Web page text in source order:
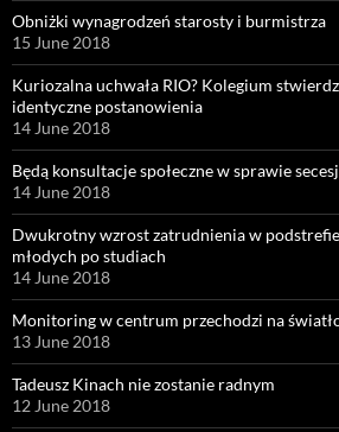
Obniżki wynagrodzeń starosty i burmistrza
15 June 2018
Kuriozalna uchwała RIO? Kolegium
identyczne postanowienia
14 June 2018
Będą konsultacje społeczne w sprawie
14 June 2018
Dwukrotny wzrost zatrudnienia w
młodych po studiach
14 June 2018
Monitoring w centrum przechodzi na
13 June 2018
Tadeusz Kinach nie zostanie radnym
12 June 2018